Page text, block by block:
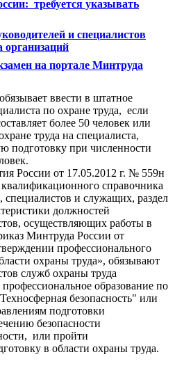
требуется указывать
и специалистов
организаций
на портале Минтруда
ввести в штатное
по охране труда, если
более 50 человек или
труда на специалиста,
подготовку при численности
России от 17.05.2012 г. № 559н
справочника
специалистов и служащих, раздел
должностей
осуществляющих работы в
Минтруда России от
профессионального
охраны труда», обязывают
служб охраны труда
образование по
безопасность" или
подготовки
безопасности
или пройти
в области охраны труда.